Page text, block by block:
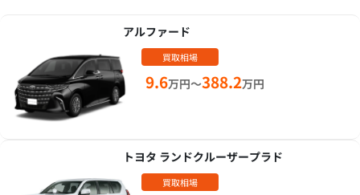
アルファード
買取相場
9.6万円～388.2万円
トヨタ ランドクルーザープラド
買取相場